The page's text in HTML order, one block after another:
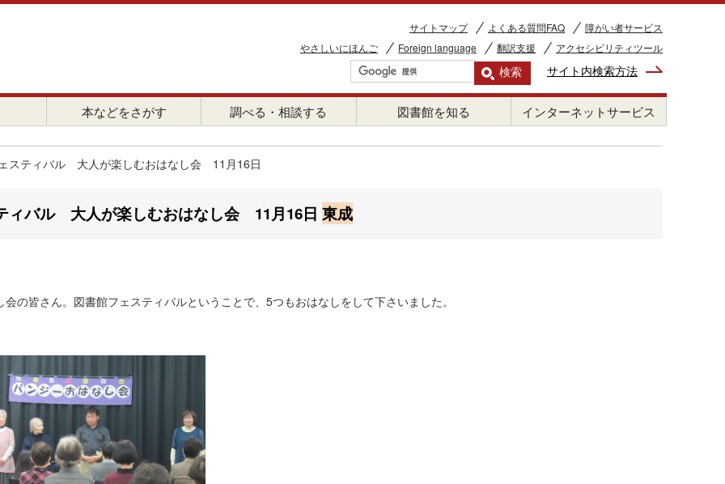
サイトマップ よくある質問FAQ
障がい者サービス
やさしいにほんご
Foreign language 翻訳支援 アクセシビリティツール
サイト内検索方法
本などをさがす 調べる・相談する 図書館を知る インターネットサービス
スティバル 大人が楽しむおはなし会 11月16日
ィバル 大人が楽しむおはなし会 11月16日 東成
の皆さん。図書館フェスティバルということで、5つもおはなしをして下さいました。